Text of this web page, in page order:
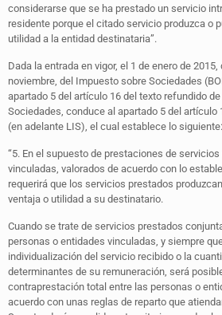
considerarse que se ha prestado un servicio
residente porque el citado servicio produzca o
utilidad a la entidad destinataria”.
Dada la entrada en vigor, el 1 de enero de
noviembre, del Impuesto sobre Sociedades
apartado 5 del artículo 16 del texto refundido
Sociedades, conduce al apartado 5 del artículo
(en adelante LIS), el cual establece lo siguiente:
“5. En el supuesto de prestaciones de
vinculadas, valorados de acuerdo con lo
requerirá que los servicios prestados
ventaja o utilidad a su destinatario.
Cuando se trate de servicios prestados
personas o entidades vinculadas, y siempre
individualización del servicio recibido o la
determinantes de su remuneración, será
contraprestación total entre las personas o
acuerdo con unas reglas de reparto que